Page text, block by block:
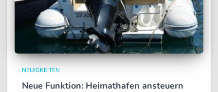
NEUIGKEITEN
Neue Funktion: Heimathafen ansteuern